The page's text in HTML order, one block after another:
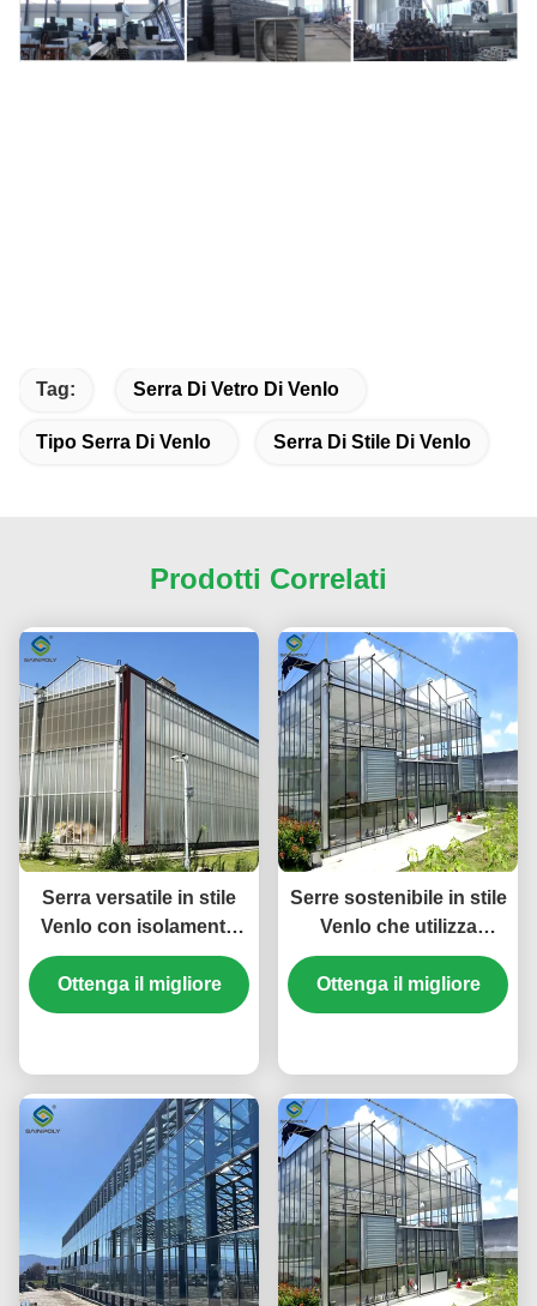
Tag: Serra Di Vetro Di Venlo
Tipo Serra Di Venlo Serra Di Stile Di Venlo
Prodotti Correlati
Serra versatile in stile
Venlo con isolamento
energetico e
regolazione climatica
automatizzata per
Ottenga il migliore
Serre sostenibile in stile
Venlo che utilizza
materiali energetici e
sistemi energetici
rinnovabili a sostegno
agricoltura verde
Ottenga il migliore